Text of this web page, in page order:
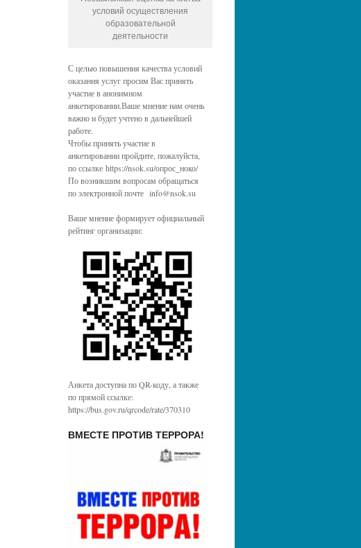
условий осуществления
образовательной
деятельности
С целью повышения качества условий
оказания услуг просим Вас принять
участие в анонимном
анкетировании.Ваше мнение нам очень
важно и будет учтено в дальнейшей
работе.
Чтобы принять участие в
анкетировании пройдите, пожалуйста,
по ссылке https://nsok.su/опрос_ноко/
По возникшим вопросам обращаться
по электронной почте info@nsok.su
Ваше мнение формирует официальный
рейтинг организации:
Анкета доступна по QR-коду, а также
по прямой ссылке:
https://bus.gov.ru/qrcode/rate/370310
ВМЕСТЕ ПРОТИВ ТЕРРОРА!